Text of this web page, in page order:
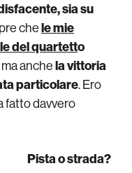
sia su
chele mie
del quartetto
anchela vittoria
particolare. Ero
fatto davvero
Pista o strada?